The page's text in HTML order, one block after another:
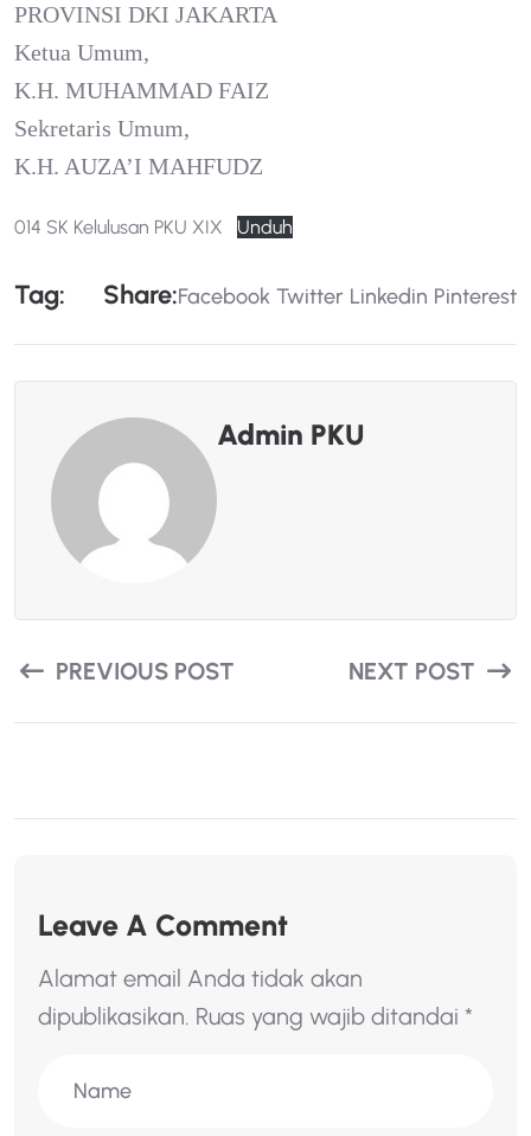
PROVINSI DKI JAKARTA
Ketua Umum,
K.H. MUHAMMAD FAIZ
Sekretaris Umum,
K.H. AUZA’I MAHFUDZ
014 SK Kelulusan PKU XIX Unduh
TAG: SHARE:Facebook Twitter Linkedin Pinterest
Admin PKU
PREVIOUS POST NEXT POST
Leave A Comment
Alamat email Anda tidak akan
dipublikasikan. Ruas yang wajib ditandai *